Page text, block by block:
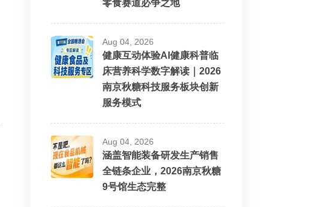
零食赛道必争之地
Aug 04, 2026
健康互动体验AI健康科普临
床营养科学数字解读｜2026
南京秋糖科技服务板块创新
服务模式
Aug 04, 2026
涵盖智能装备研发生产销售
全链条企业，2026南京秋糖
9号馆生态完整